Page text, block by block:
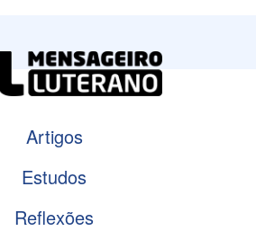
Artigos
Estudos
Reflexões